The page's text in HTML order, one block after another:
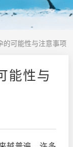
可能性与注意事项
能性与